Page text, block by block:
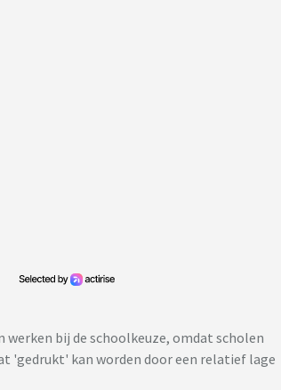
bij de schoolkeuze, omdat scholen
'gedrukt' kan worden door een relatief lage